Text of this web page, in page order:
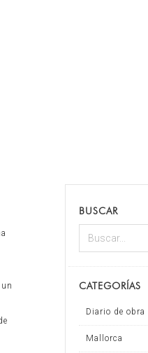
BUSCAR
CATEGORÍAS
Diario de obra
Mallorca